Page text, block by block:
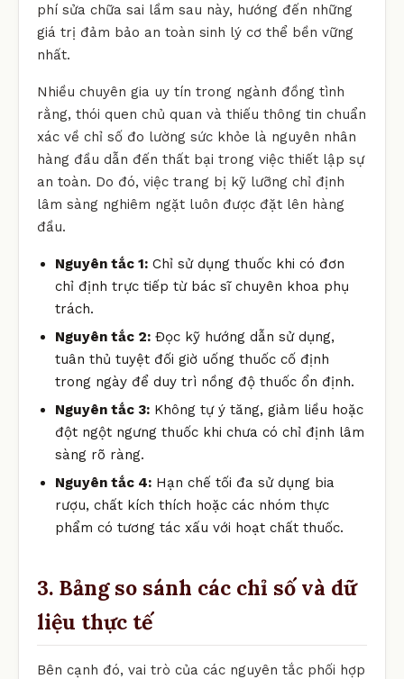
phí sửa chữa sai lầm sau này, hướng đến những
giá trị đảm bảo an toàn sinh lý cơ thể bền vững
nhất.
Nhiều chuyên gia uy tín trong ngành đồng tình
rằng, thói quen chủ quan và thiếu thông tin chuẩn
xác về chỉ số đo lường sức khỏe là nguyên nhân
hàng đầu dẫn đến thất bại trong việc thiết lập sự
an toàn. Do đó, việc trang bị kỹ lưỡng chỉ định
lâm sàng nghiêm ngặt luôn được đặt lên hàng
đầu.
Nguyên tắc 1: Chỉ sử dụng thuốc khi có đơn
chỉ định trực tiếp từ bác sĩ chuyên khoa phụ
trách.
Nguyên tắc 2: Đọc kỹ hướng dẫn sử dụng,
tuân thủ tuyệt đối giờ uống thuốc cố định
trong ngày để duy trì nồng độ thuốc ổn định.
Nguyên tắc 3: Không tự ý tăng, giảm liều hoặc
đột ngột ngưng thuốc khi chưa có chỉ định lâm
sàng rõ ràng.
Nguyên tắc 4: Hạn chế tối đa sử dụng bia
rượu, chất kích thích hoặc các nhóm thực
phẩm có tương tác xấu với hoạt chất thuốc.
3. Bảng so sánh các chỉ số và dữ
liệu thực tế
Bên cạnh đó, vai trò của các nguyên tắc phối hợp